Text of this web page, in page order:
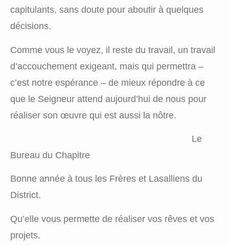
capitulants, sans doute pour aboutir à quelques
décisions.
Comme vous le voyez, il reste du travail, un travail
d’accouchement exigeant, mais qui permettra –
c’est notre espérance – de mieux répondre à ce
que le Seigneur attend aujourd’hui de nous pour
réaliser son œuvre qui est aussi la nôtre.
Le
Bureau du Chapitre
Bonne année à tous les Frères et Lasalliens du
District.
Qu’elle vous permette de réaliser vos rêves et vos
projets.